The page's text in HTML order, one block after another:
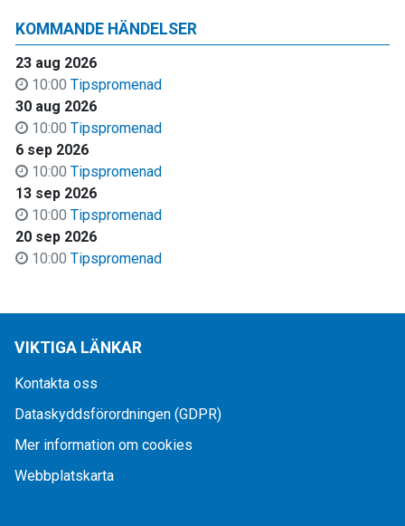
KOMMANDE HÄNDELSER
23 aug 2026
10:00 Tipspromenad
30 aug 2026
10:00 Tipspromenad
6 sep 2026
10:00 Tipspromenad
13 sep 2026
10:00 Tipspromenad
20 sep 2026
10:00 Tipspromenad
VIKTIGA LÄNKAR
Kontakta oss
Dataskyddsförordningen (GDPR)
Mer information om cookies
Webbplatskarta